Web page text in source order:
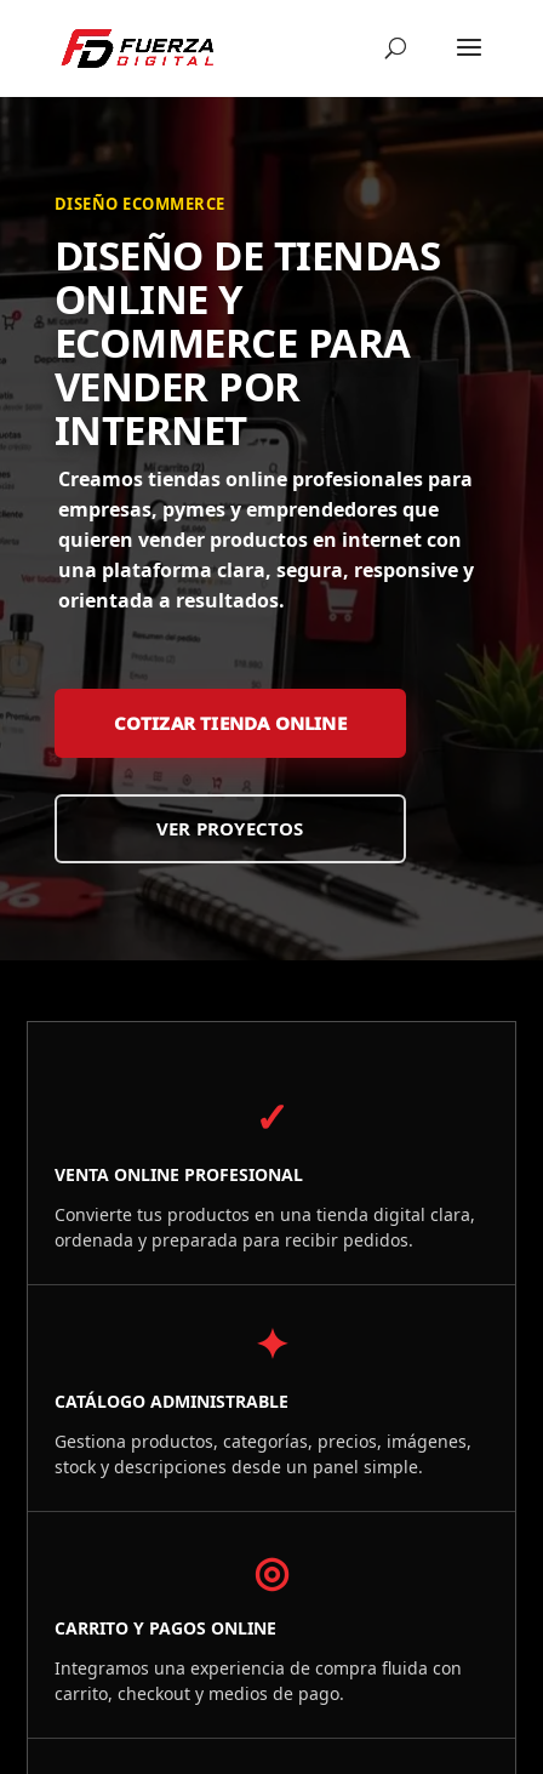
DISEÑO ECOMMERCE
DISEÑO DE TIENDAS
ONLINE Y
ECOMMERCE PARA
VENDER POR
INTERNET
Creamos tiendas online profesionales para
empresas, pymes y emprendedores que
quieren vender productos en internet con
una plataforma clara, segura, responsive y
orientada a resultados.
COTIZAR TIENDA ONLINE
VER PROYECTOS
✓
VENTA ONLINE PROFESIONAL
Convierte tus productos en una tienda digital clara,
ordenada y preparada para recibir pedidos.
✦
CATÁLOGO ADMINISTRABLE
Gestiona productos, categorías, precios, imágenes,
stock y descripciones desde un panel simple.
◎
CARRITO Y PAGOS ONLINE
Integramos una experiencia de compra fluida con
carrito, checkout y medios de pago.